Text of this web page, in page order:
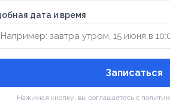
дата и время
Записаться
Нажимая кнопку, вы соглашаетесь с